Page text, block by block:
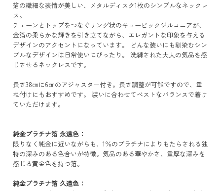
箔の繊細な表情が美しい、メタルディスク1枚のシンプルなネックレ
ス。
チェーンとトップをつなぐリング状のキュービックジルコニアが、
金箔の柔らかな輝きを引き立てながら、エレガントな印象を与える
デザインのアクセントになっています。 どんな装いにも馴染むシン
プルなデザインは日常使いにぴったり。 洗練された大人の気品を感
じさせるネックレスです。
長さ38㎝に6㎝のアジャスター付き。長さ調整が可能ですので、重
ね付けにもおすすめです。 装いに合わせてベストなバランスで着け
ていただけます。
純金プラチナ箔 永遠色：
限りなく純金に近いながらも、1％のプラチナによりもたらされる独
特の深みのある色合いが特徴。気品のある華やかさ、重厚な深みを
感じる黄金色を持つ箔。
純金プラチナ箔 久遠色：